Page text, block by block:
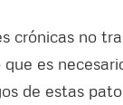
crónicas no
es
de estas